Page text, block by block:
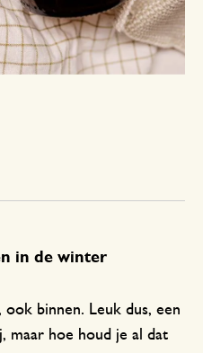
in de winter
binnen. Leuk dus, een
maar hoe houd je al dat